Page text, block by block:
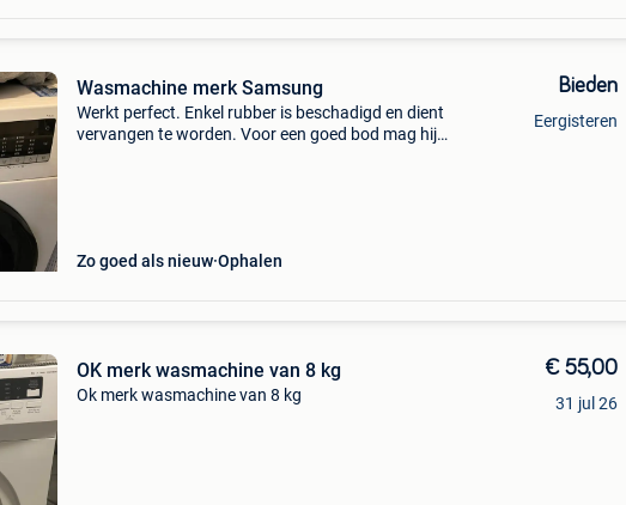
Wasmachine merk Samsung
Werkt perfect. Enkel rubber is beschadigd en dient
vervangen te worden. Voor een goed bod mag hij
Zo goed als nieuw Ophalen
Bieden
Eergisteren
OK merk wasmachine van 8 kg
Ok merk wasmachine van 8 kg
€ 55,00
31 jul 26